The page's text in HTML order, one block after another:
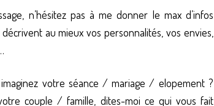
n’hésitez pas à me donner le max d’infos
au mieux vos personnalités, vos envies,
votre séance / mariage / elopement ?
couple / famille, dites-moi ce qui vous fait